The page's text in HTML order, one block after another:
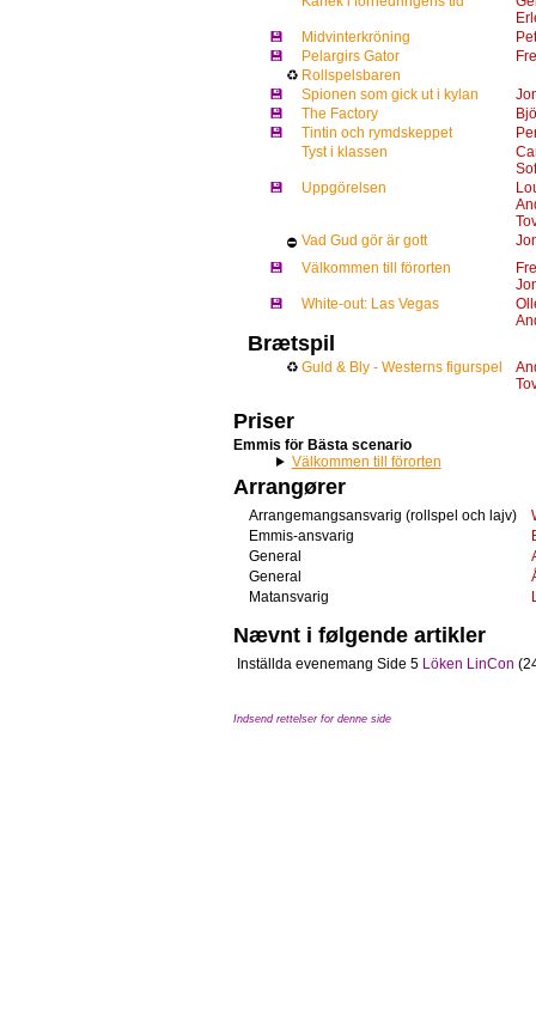
💾
Midvinterkröning
💾
Pelargirs Gator
♻ Rollspelsbaren
💾
Spionen som gick ut i kylan
💾
The Factory
💾
Tintin och rymdskeppet
Tyst i klassen
💾
Uppgörelsen
⛔ Vad Gud gör är gott
💾
Välkommen till förorten
💾
White-out: Las Vegas
Brætspil
♻ Guld & Bly - Westerns figurspel
Priser
Emmis för Bästa scenario
Välkommen till förorten
Arrangører
Arrangemangsansvarig (rollspel och lajv)
Emmis-ansvarig
General
General
Matansvarig
Nævnt i følgende artikler
Inställda evenemang Side 5 Löken LinCon
Indsend rettelser for denne side